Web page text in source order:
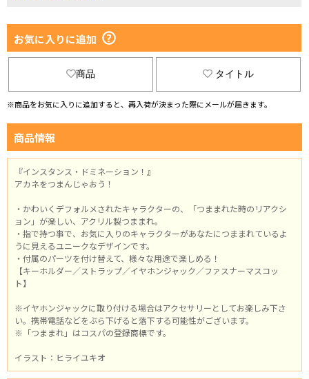
お気に入りに追加
商品 タイトル
※商品をお気に入りに追加すると、再入荷が決まった際にメールが届きます。
商品情報
『インスタンス・ドミネーション！』
アカネをつまんじゃおう！
・かわいくデフォルメされたキャラクターの、「つままれた時のリアクシ
ョン」が楽しい、アクリル製つままれ。
・指で持つ事で、お気に入りのキャラクターがあなたにつままれているよ
うに見えるユニークなデザインです。
・付属のパーツを付け替えて、様々な用途で楽しめる！
【キーホルダー／ストラップ／イヤホンジャック／ファスナーマスコッ
ト】
※イヤホンジャックに取り付ける場合はアクセサリーとしてお楽しみ下さ
い。携帯電話などをぶら下げると落下する可能性がございます。
※「つままれ」はコスパの登録商標です。
イラスト：ヒライユキオ